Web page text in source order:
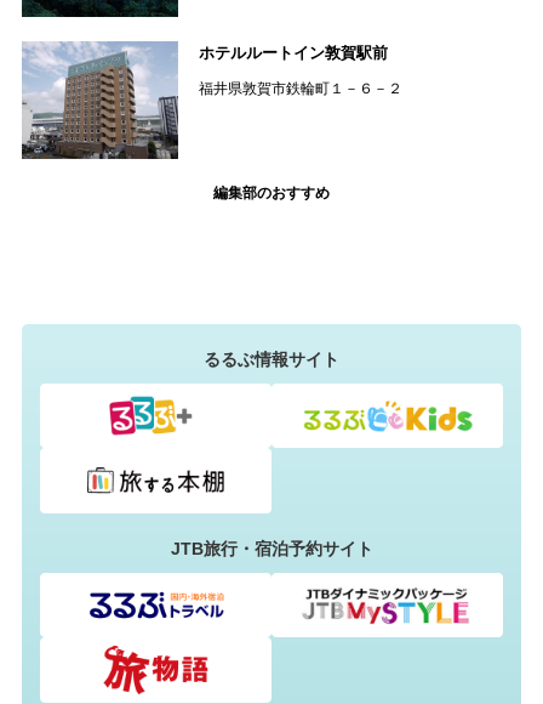
ホテルルートイン敦賀駅前
福井県敦賀市鉄輪町１－６－２
編集部のおすすめ
るるぶ情報サイト
JTB旅行・宿泊予約サイト